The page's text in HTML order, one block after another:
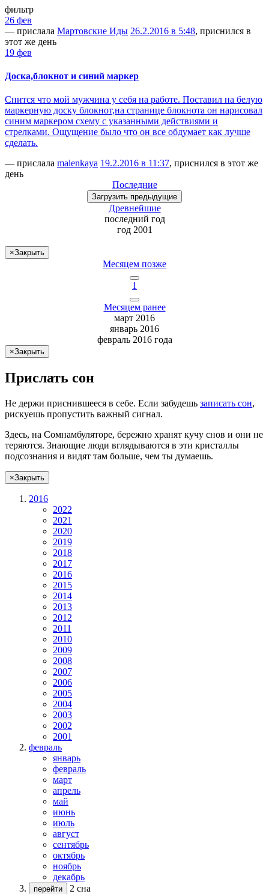
фильтр
26 фев
— прислала Мартовские Иды 26.2.2016 в 5:48, приснился в
этот же день
19 фев
Доска,блокнот и синий маркер
Снится что мой мужчина у себя на работе. Поставил на белую
маркерную доску блокнот,на странице блокнота он нарисовал
синим маркером схему с указанными действиями и
стрелками. Ощущение было что он все обдумает как лучше
сделать.
— прислала malenkaya 19.2.2016 в 11:37, приснился в этот же
день
Последние
Загрузить предыдущие
Древнейшие
последний год
год 2001
×Закрыть
Месяцем позже
1
Месяцем ранее
март 2016
январь 2016
февраль 2016 года
×Закрыть
Прислать сон
Не держи приснившееся в себе. Если забудешь записать сон,
рискуешь пропустить важный сигнал.
Здесь, на Сомнамбуляторе, бережно хранят кучу снов и они не
теряются. Знающие люди вглядываются в эти кристаллы
подсознания и видят там больше, чем ты думаешь.
×Закрыть
2016
2022
2021
2020
2019
2018
2017
2016
2015
2014
2013
2012
2011
2010
2009
2008
2007
2006
2005
2004
2003
2002
2001
февраль
январь
февраль
март
апрель
май
июнь
июль
август
сентябрь
октябрь
ноябрь
декабрь
перейти 2 сна